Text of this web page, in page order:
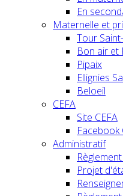
En
Maternelle et
Tour
Bon air et
Pipaix
Ellignies
Beloeil
CEFA
Site CEFA
Facebook
Administratif
Projet